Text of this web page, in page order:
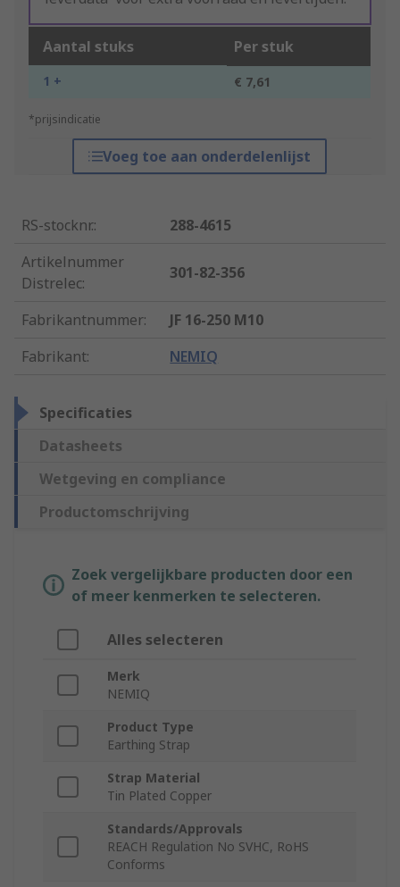
Aantal stuks Per stuk
1 + € 7,61
*prijsindicatie
Voeg toe aan onderdelenlijst
RS-stocknr.:
288-4615
Artikelnummer
Distrelec:
301-82-356
Fabrikantnummer:
JF 16-250 M10
Fabrikant: NEMIQ
Specificaties
Datasheets
Wetgeving en compliance
Productomschrijving
Zoek vergelijkbare producten door een
of meer kenmerken te selecteren.
Alles selecteren
Merk
NEMIQ
Product Type
Earthing Strap
Strap Material
Tin Plated Copper
Standards/Approvals
REACH Regulation No SVHC, RoHS
Conforms